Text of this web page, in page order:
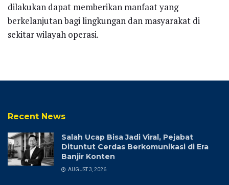
dilakukan dapat memberikan manfaat yang
berkelanjutan bagi lingkungan dan masyarakat di
sekitar wilayah operasi.
Recent News
Salah Ucap Bisa Jadi Viral, Pejabat
Dituntut Cerdas Berkomunikasi di Era
Banjir Konten
AUGUST 3, 2026